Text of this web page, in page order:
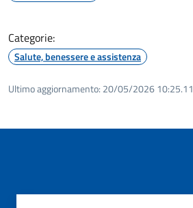
Categorie:
Salute, benessere e assistenza
Ultimo aggiornamento: 20/05/2026 10:25.11